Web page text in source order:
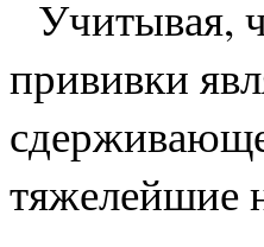
Учитывая,
прививки
тяжелейшие